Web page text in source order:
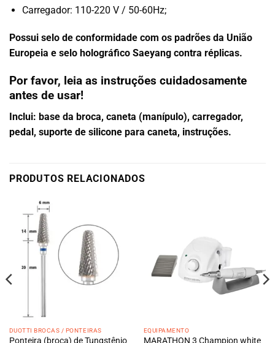
Carregador: 110-220 V / 50-60Hz;
Possui selo de conformidade com os padrões da União
Europeia e selo holográfico Saeyang contra réplicas.
Por favor, leia as instruções cuidadosamente
antes de usar!
Inclui: base da broca, caneta (manípulo), carregador,
pedal, suporte de silicone para caneta, instruções.
PRODUTOS RELACIONADOS
DUOTTI BROCAS / PONTEIRAS
Ponteira (broca) de Tungstênio
EQUIPAMENTO
MARATHON 3 Champion white